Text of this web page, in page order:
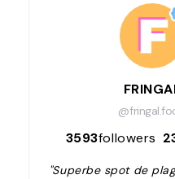
3593followers
"Superbe spot de